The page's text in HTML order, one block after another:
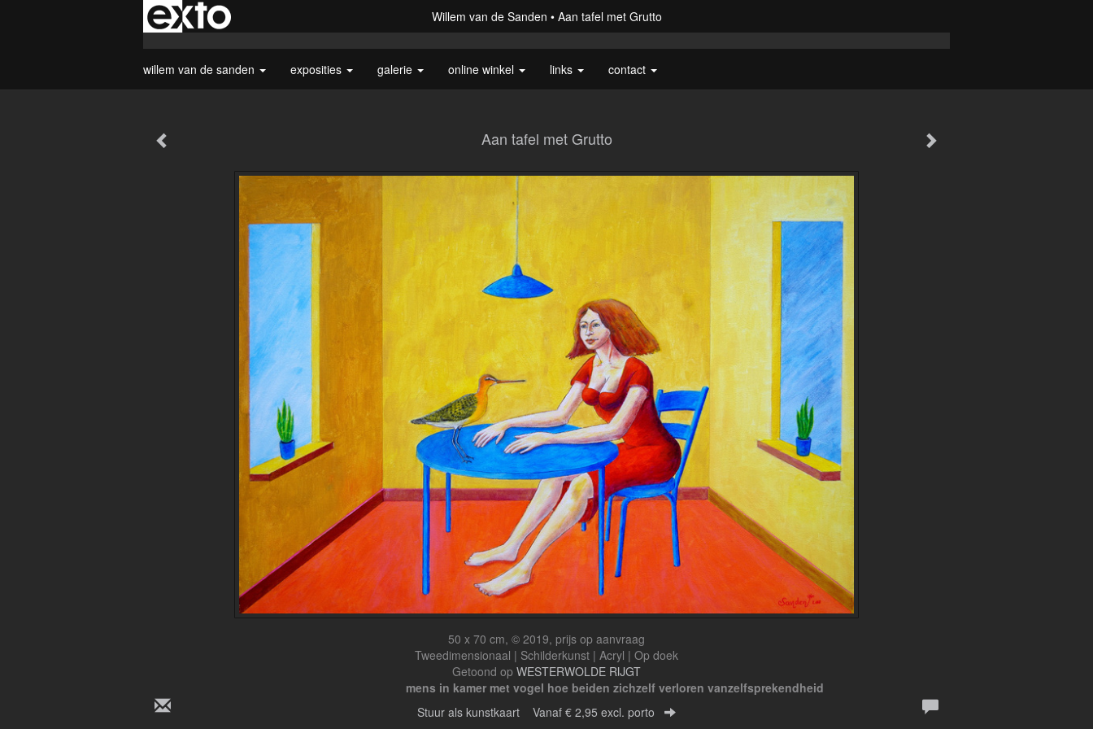
Willem van de Sanden Aan tafel met Grutto
willem van de sanden exposities galerie online winkel links contact
Aan tafel met Grutto
50 x 70 cm, © 2019, prijs op aanvraag
Tweedimensionaal | Schilderkunst | Acryl | Op doek
Getoond op WESTERWOLDE RIJGT
mens in kamer met vogel hoe beiden zichzelf verloren vanzelfsprekendheid
Stuur als kunstkaart Vanaf € 2,95 excl. porto